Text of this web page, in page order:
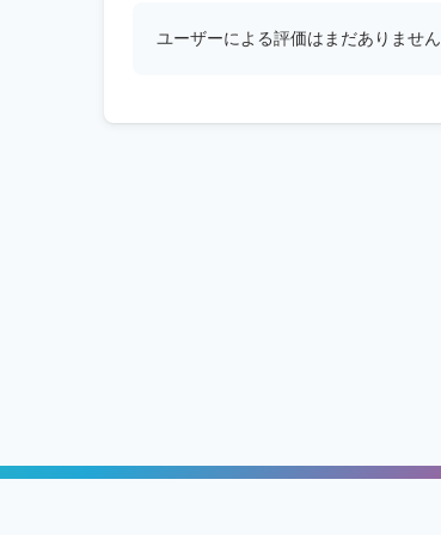
ユーザーによる評価はまだありません